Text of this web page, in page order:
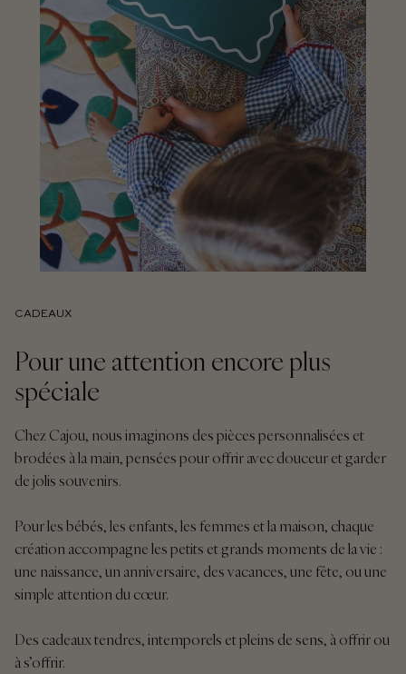
CADEAUX
Pour une attention encore plus
spéciale
Chez Cajou, nous imaginons des pièces personnalisées et
brodées à la main, pensées pour offrir avec douceur et garder
de jolis souvenirs.
Pour les bébés, les enfants, les femmes et la maison, chaque
création accompagne les petits et grands moments de la vie :
une naissance, un anniversaire, des vacances, une fête, ou une
simple attention du cœur.
Des cadeaux tendres, intemporels et pleins de sens, à offrir ou
à s’offrir.